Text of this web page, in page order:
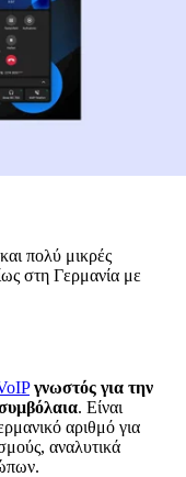
πολύ μικρές
στη Γερμανία με
γνωστός για την
. Είναι
αριθμό για
αναλυτικά